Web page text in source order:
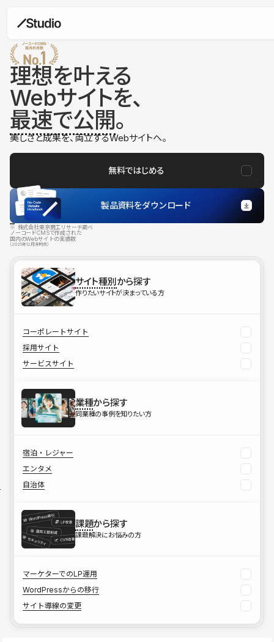
理想を叶える
Webサイトを、
最速で公開。
美しさと成果を、両立するWebサイトへ。
無料ではじめる
製品資料をダウンロード
※ 株式会社東京商工リサーチ調べ
ノーコードCMSで作成された
国内のWebサイトの実績数
（2025年12月末時点）
サイト種別から探す
作りたいサイトが決まっている方
コーポレートサイト
採用サイト
サービスサイト
業種から探す
同業種の事例を知りたい方
宿泊・レジャー
エンタメ
自治体
課題から探す
課題解決にお悩みの方
マーケターでのLP運用
WordPressからの移行
サイト導線の変更